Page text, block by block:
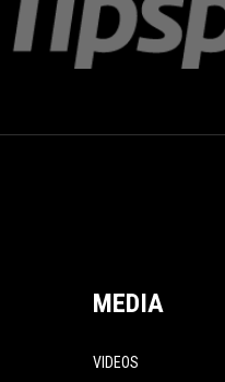
MEDIA
VIDEOS